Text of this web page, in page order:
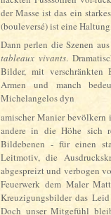
der Masse ist das ein
(bouleversé) ist eine
Dann perlen die Szenen
tableaux vivants.
Bilder, mit verschränkten
Armen und manch
Michelangelos dyn
amischer Manier bevölkern
andere in die Höhe sich
Bildebenen - für einen
Leitmotiv, die
abgespreizt und verbogen
Feuerwerk dem Maler
Kreuzigungsbilder das
Doch unser Mitgefühl